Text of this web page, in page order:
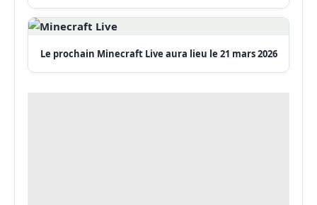
Le prochain Minecraft Live aura lieu le 21 mars 2026